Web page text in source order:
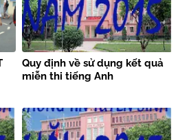
Quy định về sử dụng kết quả
miễn thi tiếng Anh